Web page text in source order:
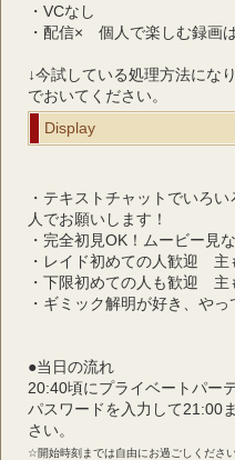
・VCなし
・配信×　個人で楽しむ録画
↓今試している処理方法にな
でおいてください。
Display
・テキストチャットでいろ
人でお願いします！
・完全初見OK！ムービー見
・レイド初めての人歓迎　主
・下限初めての人も歓迎　
・ギミック解明が好き、や
●当日の流れ
20:40頃にプライベートパー
パスワードを入力して21:00
さい。
☆開始時刻までは自由にお過ごしくださ